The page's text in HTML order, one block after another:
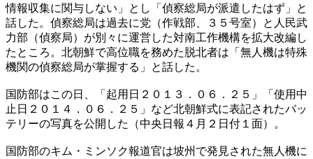
情報収集に関与しない」とし「偵察総局が派遣したはず」と
話した。偵察総局は過去に党（作戦部、３５号室）と人民武
力部（偵察局）が別々に運営した対南工作機構を拡大改編し
たところ。北朝鮮で高位職を務めた脱北者は「無人機は特殊
機関の偵察総局が掌握する」と話した。
国防部はこの日、「起用日２０１３．０６．２５」「使用中
止日２０１４．０６．２５」など北朝鮮式に表記されたバッ
テリーの写真を公開した（中央日報４月２日付１面）。
国防部のキム・ミンソク報道官は坡州で発見された無人機に